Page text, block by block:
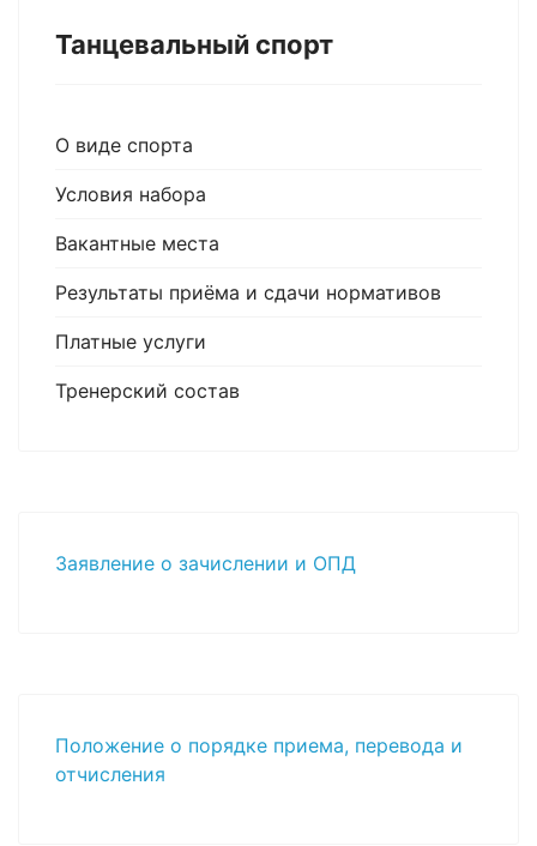
Танцевальный спорт
О виде спорта
Условия набора
Вакантные места
Результаты приёма и сдачи нормативов
Платные услуги
Тренерский состав
Заявление о зачислении и ОПД
Положение о порядке приема, перевода и
отчисления